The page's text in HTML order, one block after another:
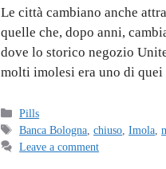
Le città cambiano anche
quelle che, dopo anni,
dove lo storico negozio
molti imolesi era uno di
Categories
Pills
Tags
Banca Bologna ,chiuso ,Imola ,
Leave a comment